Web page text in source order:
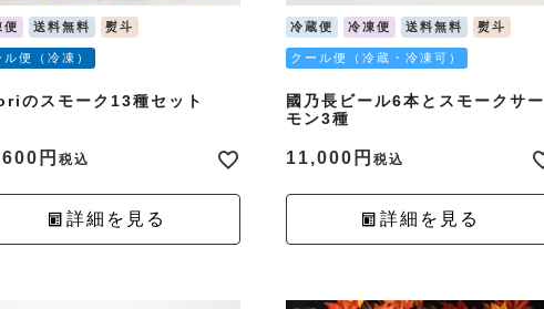
便 送料無料 熨斗
ル便（冷凍）
のスモーク13種セット
税込
詳細を見る
冷蔵便 冷凍便 送料無料 熨斗
クール便（冷蔵・冷凍可）
國乃長ビール6本とスモークサー
モン3種
11,000 税込
詳細を見る